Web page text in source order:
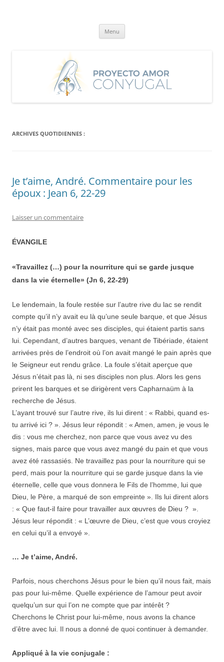
Menu
ARCHIVES QUOTIDIENNES :
Je t’aime, André. Commentaire pour les
époux : Jean 6, 22-29
Laisser un commentaire
ÉVANGILE
«Travaillez (…) pour la nourriture qui se garde jusque
dans la vie éternelle» (Jn 6, 22-29)
Le lendemain, la foule restée sur l’autre rive du lac se rendit
compte qu’il n’y avait eu là qu’une seule barque, et que Jésus
n’y était pas monté avec ses disciples, qui étaient partis sans
lui. Cependant, d’autres barques, venant de Tibériade, étaient
arrivées près de l’endroit où l’on avait mangé le pain après que
le Seigneur eut rendu grâce. La foule s’était aperçue que
Jésus n’était pas là, ni ses disciples non plus. Alors les gens
prirent les barques et se dirigèrent vers Capharnaüm à la
recherche de Jésus.
L’ayant trouvé sur l’autre rive, ils lui dirent : « Rabbi, quand es-
tu arrivé ici ? ». Jésus leur répondit : « Amen, amen, je vous le
dis : vous me cherchez, non parce que vous avez vu des
signes, mais parce que vous avez mangé du pain et que vous
avez été rassasiés. Ne travaillez pas pour la nourriture qui se
perd, mais pour la nourriture qui se garde jusque dans la vie
éternelle, celle que vous donnera le Fils de l’homme, lui que
Dieu, le Père, a marqué de son empreinte ». Ils lui dirent alors
: « Que faut-il faire pour travailler aux œuvres de Dieu ? ».
Jésus leur répondit : « L’œuvre de Dieu, c’est que vous croyiez
en celui qu’il a envoyé ».
… Je t’aime, André.
Parfois, nous cherchons Jésus pour le bien qu’il nous fait, mais
pas pour lui-même. Quelle expérience de l’amour peut avoir
quelqu’un sur qui l’on ne compte que par intérêt ?
Cherchons le Christ pour lui-même, nous avons la chance
d’être avec lui. Il nous a donné de quoi continuer à demander.
Appliqué à la vie conjugale :